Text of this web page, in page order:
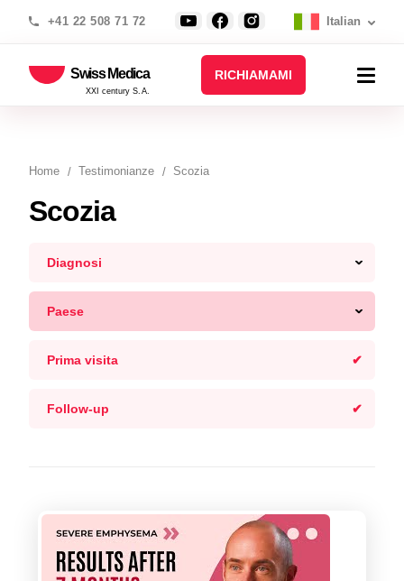
+41 22 508 71 72 Italian
Swiss Medica
XXI century S.A.
RICHIAMAMI
Home Testimonianze Scozia
Scozia
Diagnosi
Paese
Prima visita
Follow-up